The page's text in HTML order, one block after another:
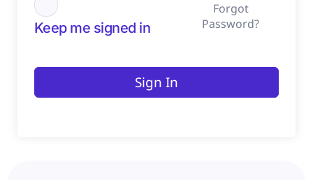
Keep me signed in
Forgot
Password?
Sign In